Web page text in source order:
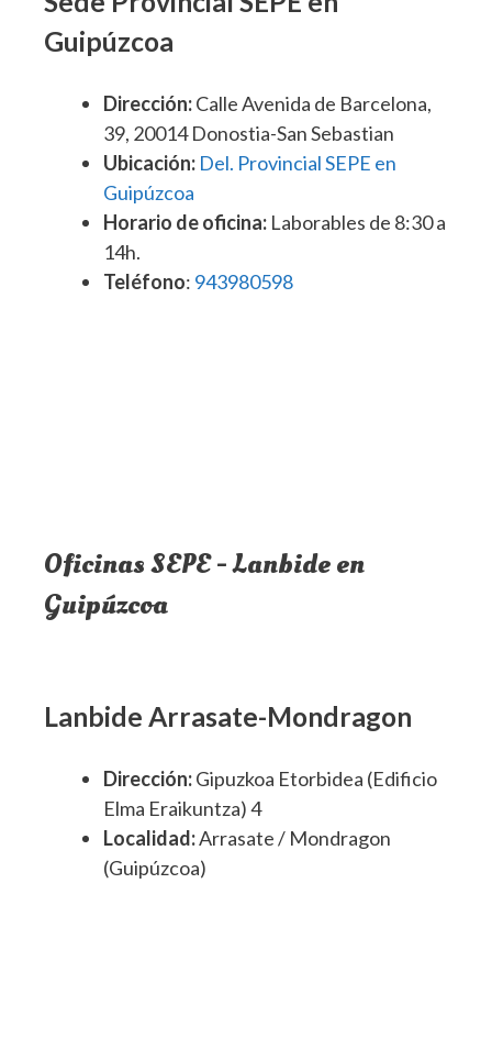
Guipúzcoa
Dirección:Calle Avenida de Barcelona,
39, 20014 Donostia-San Sebastian
Ubicación: Del. Provincial SEPE en
Guipúzcoa
Horario de oficina: Laborables de 8:30 a
14h.
Teléfono: 943980598
Oficinas SEPE - Lanbide en
Guipúzcoa
Lanbide Arrasate-Mondragon
Dirección:Gipuzkoa Etorbidea (Edificio
Elma Eraikuntza) 4
Localidad:Arrasate / Mondragon
(Guipúzcoa)